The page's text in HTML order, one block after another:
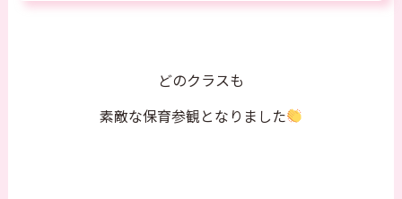
どのクラスも
素敵な保育参観となりました